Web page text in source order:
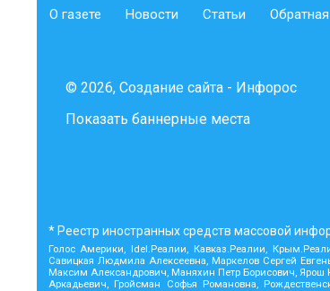
О газете Новости Статьи
© 2026, Создание сайта - Инфорос
Показать баннерные места
* Реестр иностранных средств массовой
Голос Америки, Idel.Реалии, Кавказ.Реалии,
Савицкая Людмила Алексеевна, Маркелов Сергей
Максим Александрович, Маняхин Петр Борисович, Ярош
Аркадьевич, Гройсман Софья Романовна,